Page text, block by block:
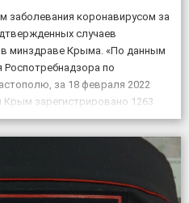
заболевания коронавирусом за
случаев
минздраве Крыма. «По данным
Роспотребнадзора по
за 18 февраля 2022
Крым зарегистрировано 1263
всего выявлено 151605
по […]